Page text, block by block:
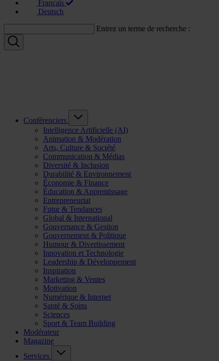
Français
Deutsch
Entrez un terme de recherche :
Conférenciers
Intelligence Artificielle (AI)
Animation & Modération
Arts, Culture & Société
Communication & Médias
Diversité & Inclusion
Durabilité & Environnement
Économie & Finance
Éducation & Apprentissage
Entrepreneuriat
Futur & Tendances
Global & International
Gouvernance & Gestion
Gouvernement & Politique
Humour & Divertissement
Innovation et Technologie
Leadership & Développement
Inspiration
Marketing & Ventes
Motivation
Numérique & Internet
Santé & Soins
Sciences
Sport & Team Building
Modérateur
Magazine
Services